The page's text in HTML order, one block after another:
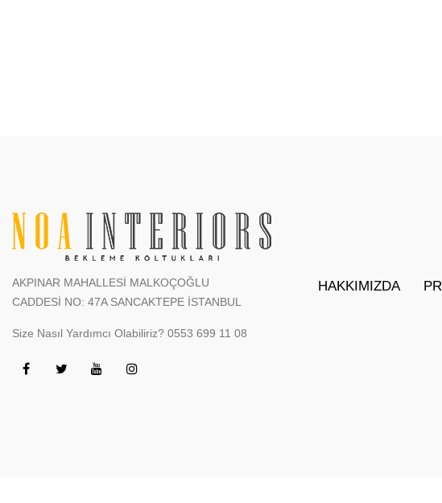
AKPINAR MAHALLESİ MALKOÇOĞLU
CADDESİ NO: 47A SANCAKTEPE İSTANBUL
Size Nasıl Yardımcı Olabiliriz? 0553 699 11 08
HAKKIMIZDA